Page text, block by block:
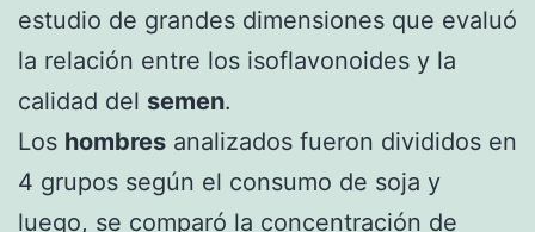
estudio de grandes dimensiones que evaluó
la relación entre los isoflavonoides y la
calidad del semen.
Los hombres analizados fueron divididos en
4 grupos según el consumo de soja y
luego, se comparó la concentración de